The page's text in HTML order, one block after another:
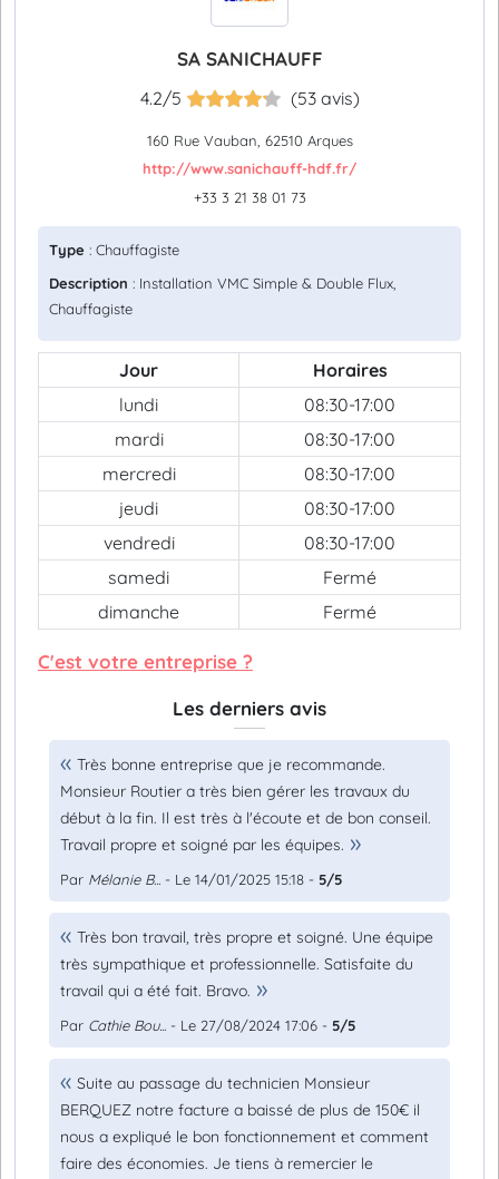
SA SANICHAUFF
4.2/5 (53 avis)
160 Rue Vauban, 62510 Arques
http://www.sanichauff-hdf.fr/
+33 3 21 38 01 73
Type : Chauffagiste
Description : Installation VMC Simple & Double Flux,
Chauffagiste
Jour
Horaires
lundi
08:30-17:00
mardi
08:30-17:00
mercredi
08:30-17:00
jeudi
08:30-17:00
vendredi
08:30-17:00
samedi
Fermé
dimanche
Fermé
C'est votre entreprise ?
Les derniers avis
Très bonne entreprise que je recommande.
Monsieur Routier a très bien gérer les travaux du
début à la fin. Il est très à l'écoute et de bon conseil.
Travail propre et soigné par les équipes.
Par Mélanie B... - Le 14/01/2025 15:18 - 5/5
Très bon travail, très propre et soigné. Une équipe
très sympathique et professionnelle. Satisfaite du
travail qui a été fait. Bravo.
Par Cathie Bou... - Le 27/08/2024 17:06 - 5/5
Suite au passage du technicien Monsieur
BERQUEZ notre facture a baissé de plus de 150€ il
nous a expliqué le bon fonctionnement et comment
faire des économies. Je tiens à remercier le